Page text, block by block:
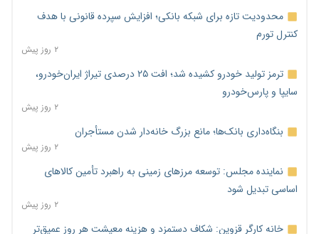
محدودیت تازه برای شبکه بانکی؛ افزایش سپرده قانونی با هدف
کنترل تورم
۲ روز پیش
ترمز تولید خودرو کشیده شد؛ افت ۲۵ درصدی تیراژ ایران‌خودرو،
سایپا و پارس‌خودرو
۲ روز پیش
بنگاه‌داری بانک‌ها؛ مانع بزرگ خانه‌دار شدن مستأجران
۲ روز پیش
نماینده مجلس: توسعه مرزهای زمینی به راهبرد تأمین کالاهای
اساسی تبدیل شود
۲ روز پیش
خانه کارگر قزوین: شکاف دستمزد و هزینه معیشت هر روز عمیق‌تر